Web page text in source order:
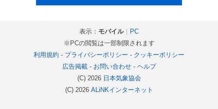
表示： モバイル｜ PC
※PCの閲覧は一部制限されます
利用規約 - プライバシーポリシー - クッキーポリシー
広告掲載- お問い合わせ- ヘルプ
(C) 2026 日本気象協会
(C) 2026 ALiNKインターネット